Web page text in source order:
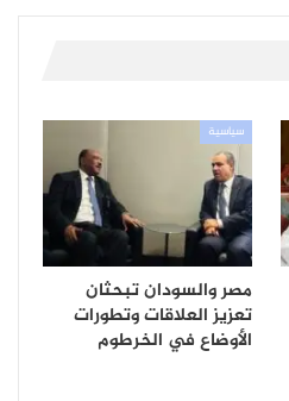
سياسية
مصر والسودان تبحثان
تعزيز العلاقات وتطورات
الأوضاع في الخرطوم